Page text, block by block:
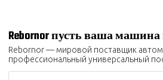
Rebornor пусть ваша машина
Rebornor — мировой поставщик
профессиональный универсальный